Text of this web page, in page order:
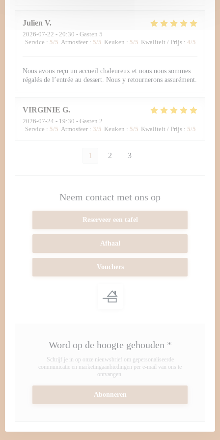
Julien V
2026-07-22 - 20:30 - Gasten 5
Service : 5/5 Atmosfeer : 5/5 Keuken : 5/5 Kwaliteit / Prijs : 4/5
Nous avons reçu un accueil chaleureux et nous nous sommes
régalés de l’entrée au dessert. Nous y retournerons assurément.
VIRGINIE G
2026-07-24 - 19:30 - Gasten 2
Service : 5/5 Atmosfeer : 3/5 Keuken : 5/5 Kwaliteit / Prijs : 5/5
1 2 3
Neem contact met ons op
Reserveer een tafel
Afhaal
Vouchers
Word op de hoogte gehouden *
Schrijf je in op onze nieuwsbrief om gepersonaliseerde
communicatie en marketingaanbiedingen per e-mail van ons te
ontvangen.
Abonneren